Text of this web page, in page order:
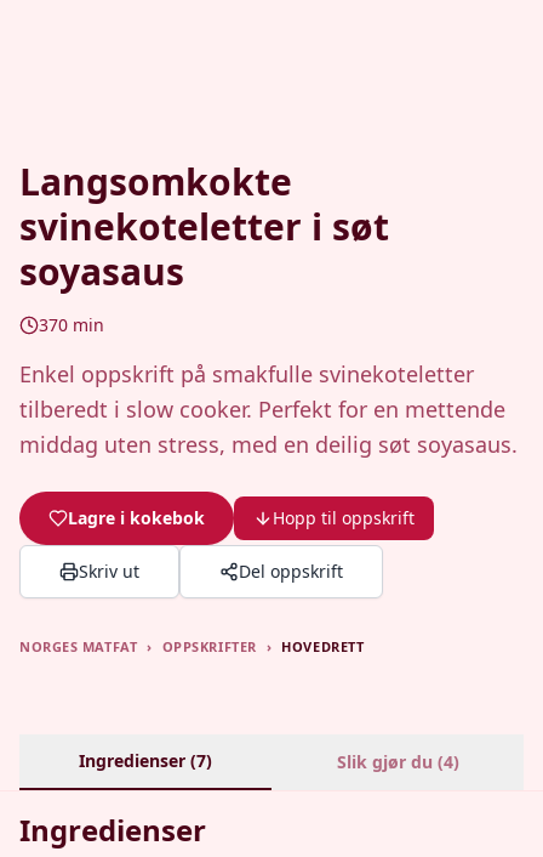
Langsomkokte
svinekoteletter i søt
soyasaus
370 min
Enkel oppskrift på smakfulle svinekoteletter
tilberedt i slow cooker. Perfekt for en mettende
middag uten stress, med en deilig søt soyasaus.
Lagre i kokebok Hopp til oppskrift
Skriv ut Del oppskrift
NORGES MATFAT › OPPSKRIFTER › HOVEDRETT
Ingredienser (7) Slik gjør du (4)
Ingredienser